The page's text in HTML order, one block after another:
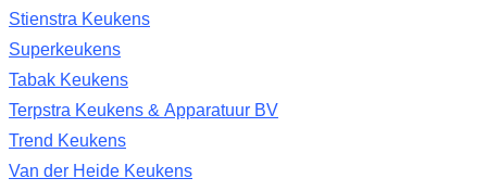
Stienstra Keukens
Superkeukens
Tabak Keukens
Terpstra Keukens & Apparatuur BV
Trend Keukens
Van der Heide Keukens